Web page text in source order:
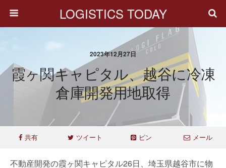
LOGISTICS TODAY
2023年12月27日
霞ヶ関キャピタル、越谷に冷凍
倉庫開発用地取得
共有 ツイート ピン メール
不動産開発の霞ヶ関キャピタル26日、埼玉県越谷市に物